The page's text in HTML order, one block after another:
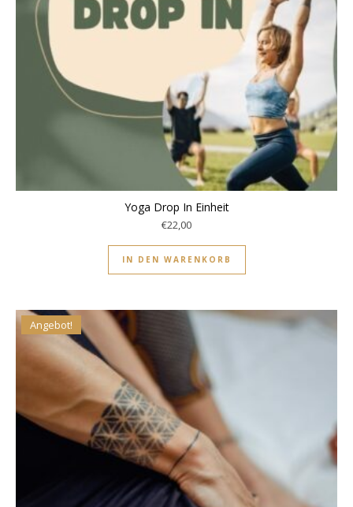
Yoga Drop In Einheit
€22,00
IN DEN WARENKORB
Angebot!